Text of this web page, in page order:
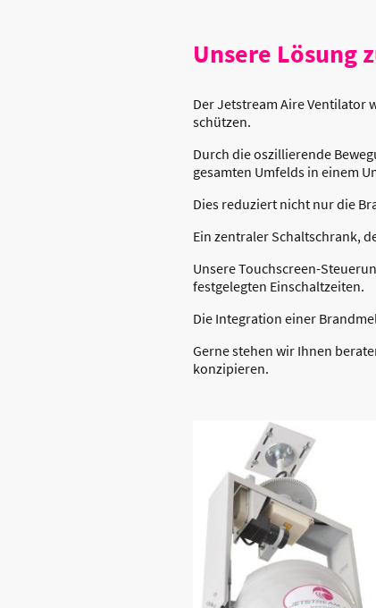
Unsere Lösung
Der Jetstream Aire Ventilator
schützen.
Durch die oszillierende
gesamten Umfelds in einem
Dies reduziert nicht nur die
Ein zentraler Schaltschrank,
Unsere Touchscreen-
festgelegten Einschaltzeiten.
Die Integration einer
Gerne stehen wir Ihnen
konzipieren.